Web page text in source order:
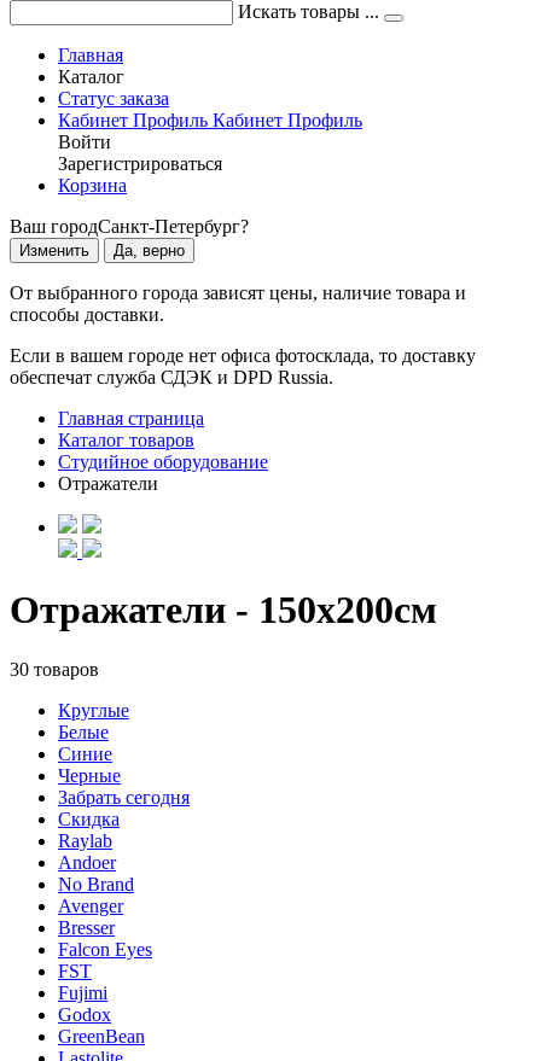
Искать товары ...
Главная
Каталог
Статус заказа
Кабинет Профиль Кабинет Профиль
Войти
Зарегистрироваться
Корзина
Ваш городСанкт-Петербург?
Изменить Да, верно
От выбранного города зависят цены, наличие товара и
способы доставки.
Если в вашем городе нет офиса фотосклада, то доставку
обеспечат служба СДЭК и DPD Russia.
Главная страница
Каталог товаров
Студийное оборудование
Отражатели
Отражатели - 150х200см
30 товаров
Круглые
Белые
Синие
Черные
Забрать сегодня
Скидка
Raylab
Andoer
No Brand
Avenger
Bresser
Falcon Eyes
FST
Fujimi
Godox
GreenBean